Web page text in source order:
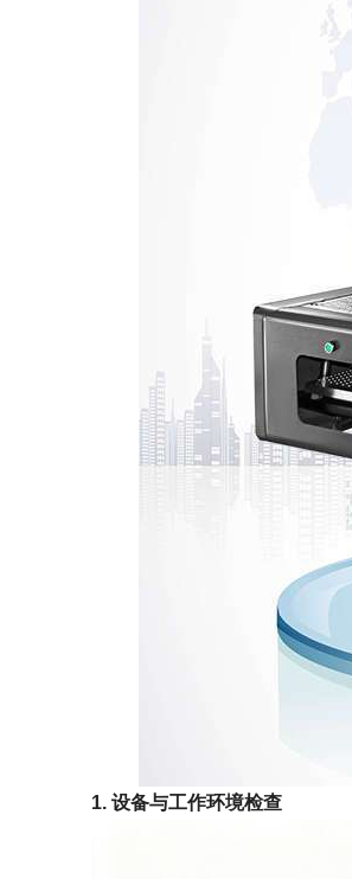
1. 设备与工作环境检查